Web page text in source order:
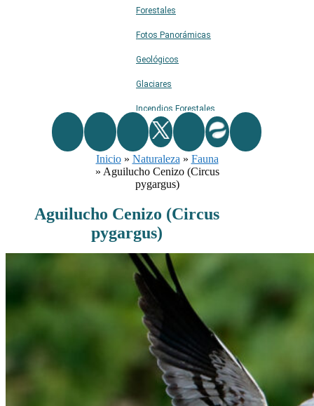
Forestales
Fotos Panorámicas
Geológicos
Glaciares
Incendios Forestales
Naturaleza
Ríos
Rutas De Montaña
Terremotos
Topográficos
Vértices Geodésicos
Inicio» Naturaleza » Fauna
» Aguilucho Cenizo (Circus
pygargus)
Aguilucho Cenizo (Circus
pygargus)